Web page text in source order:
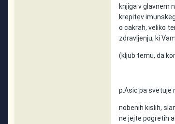
knjiga v glavnem
krepitev
o cakrah, veliko
zdravljenju, ki
(kljub temu, da
p.Asic pa svetuje
nobenih kislih,
ne jejte pogretih